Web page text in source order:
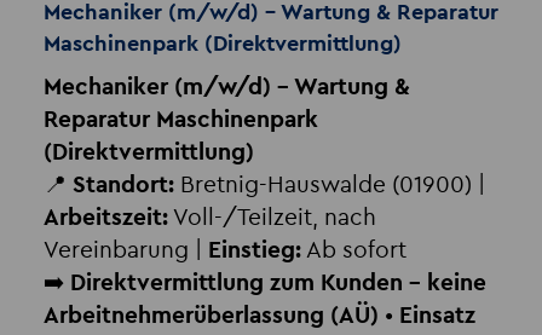
Mechaniker (m/w/d) – Wartung & Reparatur
Maschinenpark (Direktvermittlung)
Mechaniker (m/w/d) – Wartung &
Reparatur Maschinenpark
(Direktvermittlung)
📍 Standort:Bretnig-Hauswalde (01900) |
Arbeitszeit:Voll-/Teilzeit, nach
Vereinbarung |
Einstieg:Ab sofort
➡️ Direktvermittlung zum Kunden – keine
Arbeitnehmerüberlassung (AÜ) • Einsatz